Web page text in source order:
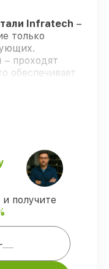
Infratech –
только
– проходят
обеспечивает
официальной
готовы к
получите